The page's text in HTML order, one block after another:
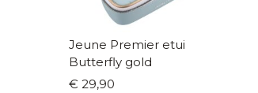
Jeune Premier etui
Butterfly gold
€ 29,90